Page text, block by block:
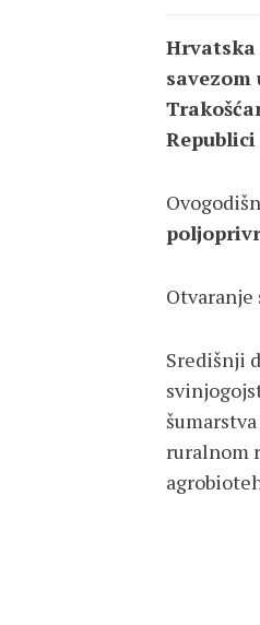
Otvaranje
Središnji
ruralnom